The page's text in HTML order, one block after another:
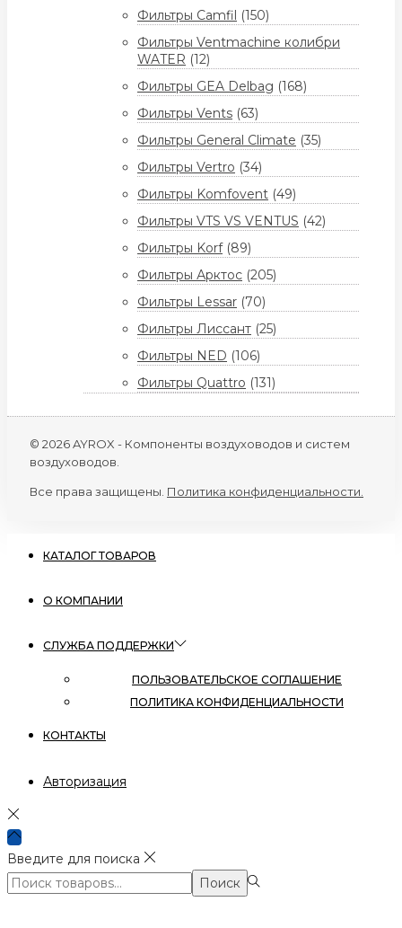
Фильтры Camfil (150)
Фильтры Ventmachine колибри
WATER (12)
Фильтры GEA Delbag (168)
Фильтры Vents (63)
Фильтры General Climate (35)
Фильтры Vertro (34)
Фильтры Komfovent (49)
Фильтры VTS VS VENTUS (42)
Фильтры Korf (89)
Фильтры Арктос (205)
Фильтры Lessar (70)
Фильтры Лиссант (25)
Фильтры NED (106)
Фильтры Quattro (131)
© 2026 AYROX - Компоненты воздуховодов и систем
воздуховодов.
Все права защищены. Политика конфиденциальности.
КАТАЛОГ ТОВАРОВ
О КОМПАНИИ
СЛУЖБА ПОДДЕРЖКИ
ПОЛЬЗОВАТЕЛЬСКОЕ СОГЛАШЕНИЕ
ПОЛИТИКА КОНФИДЕНЦИАЛЬНОСТИ
КОНТАКТЫ
Авторизация
Введите для поиска
Поиск:>
Поиск